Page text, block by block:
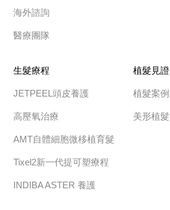
海外諮詢
醫療團隊
生髮療程
JETPEEL頭皮養護
高壓氧治療
AMT自體細胞微移植育髮
Tixel2新一代提可塑療程
INDIBA ASTER 養護
植髮見證
植髮案例
美形植髮